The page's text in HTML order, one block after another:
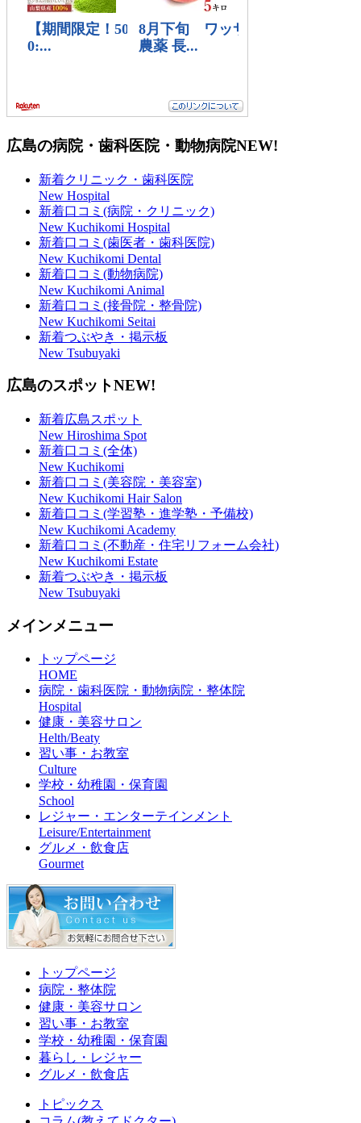
広島の病院・歯科医院・動物病院NEW!
新着クリニック・歯科医院
New Hospital
新着口コミ(病院・クリニック)
New Kuchikomi Hospital
新着口コミ(歯医者・歯科医院)
New Kuchikomi Dental
新着口コミ(動物病院)
New Kuchikomi Animal
新着口コミ(接骨院・整骨院)
New Kuchikomi Seitai
新着つぶやき・掲示板
New Tsubuyaki
広島のスポットNEW!
新着広島スポット
New Hiroshima Spot
新着口コミ(全体)
New Kuchikomi
新着口コミ(美容院・美容室)
New Kuchikomi Hair Salon
新着口コミ(学習塾・進学塾・予備校)
New Kuchikomi Academy
新着口コミ(不動産・住宅リフォーム会社)
New Kuchikomi Estate
新着つぶやき・掲示板
New Tsubuyaki
メインメニュー
トップページ
HOME
病院・歯科医院・動物病院・整体院
Hospital
健康・美容サロン
Helth/Beaty
習い事・お教室
Culture
学校・幼稚園・保育園
School
レジャー・エンターテインメント
Leisure/Entertainment
グルメ・飲食店
Gourmet
トップページ
病院・整体院
健康・美容サロン
習い事・お教室
学校・幼稚園・保育園
暮らし・レジャー
グルメ・飲食店
トピックス